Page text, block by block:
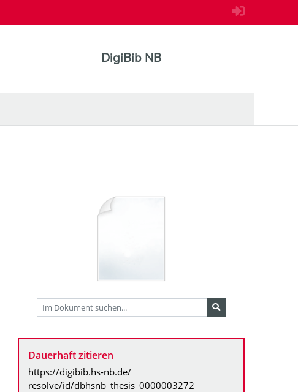
DigiBib NB
Dauerhaft zitieren
https://digibib.hs-nb.de/
resolve/id/dbhsnb_thesis_0000003272